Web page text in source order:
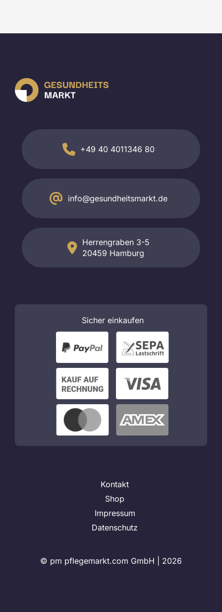
+49 40 4011346 80
info@gesundheitsmarkt.de
Herrengraben 3-5
20459 Hamburg
Sicher einkaufen
Kontakt
Shop
Impressum
Datenschutz
© pm pflegemarkt.com GmbH | 2026